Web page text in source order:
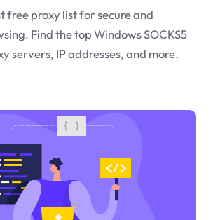
free proxy list for secure and
Find the top Windows SOCKS5
servers, IP addresses, and more.